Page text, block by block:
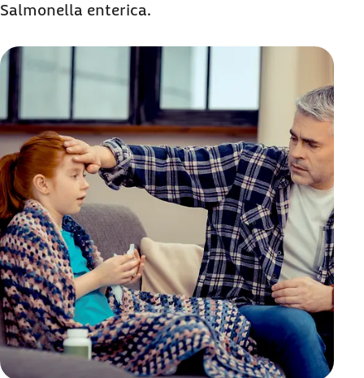
Wie wird Typhus diagnostiziert?
Kann Typhus behandelt werden? Kann Typhus
tödlich sein?
Gibt es einen Schutz gegen Typhus?
Stark geschützt mit der Barmer
Salmonella enterica.